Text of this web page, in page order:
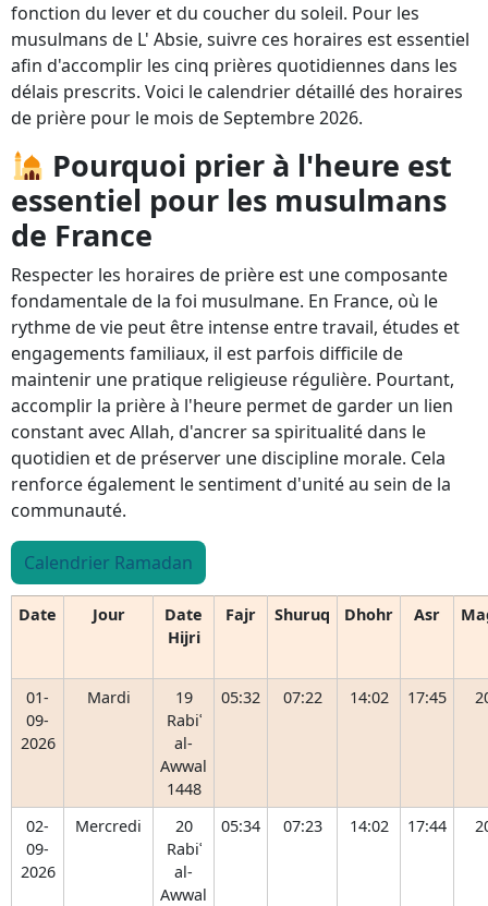
fonction du lever et du coucher du soleil. Pour les
musulmans de L' Absie, suivre ces horaires est essentiel
afin d'accomplir les cinq prières quotidiennes dans les
délais prescrits. Voici le calendrier détaillé des horaires
de prière pour le mois de Septembre 2026.
Pourquoi prier à l'heure est
essentiel pour les musulmans
de France
Respecter les horaires de prière est une composante
fondamentale de la foi musulmane. En France, où le
rythme de vie peut être intense entre travail, études et
engagements familiaux, il est parfois difficile de
maintenir une pratique religieuse régulière. Pourtant,
accomplir la prière à l'heure permet de garder un lien
constant avec Allah, d'ancrer sa spiritualité dans le
quotidien et de préserver une discipline morale. Cela
renforce également le sentiment d'unité au sein de la
communauté.
Calendrier Ramadan
Date Jour
Date
Hijri
Fajr Shuruq Dhohr Asr
01-
09-
2026
Mardi
19
Rabiʿ
al-
Awwal
1448
05:32 07:22 14:02 17:45
02-
09-
2026
Mercredi
20
Rabiʿ
al-
Awwal
05:34 07:23 14:02 17:44